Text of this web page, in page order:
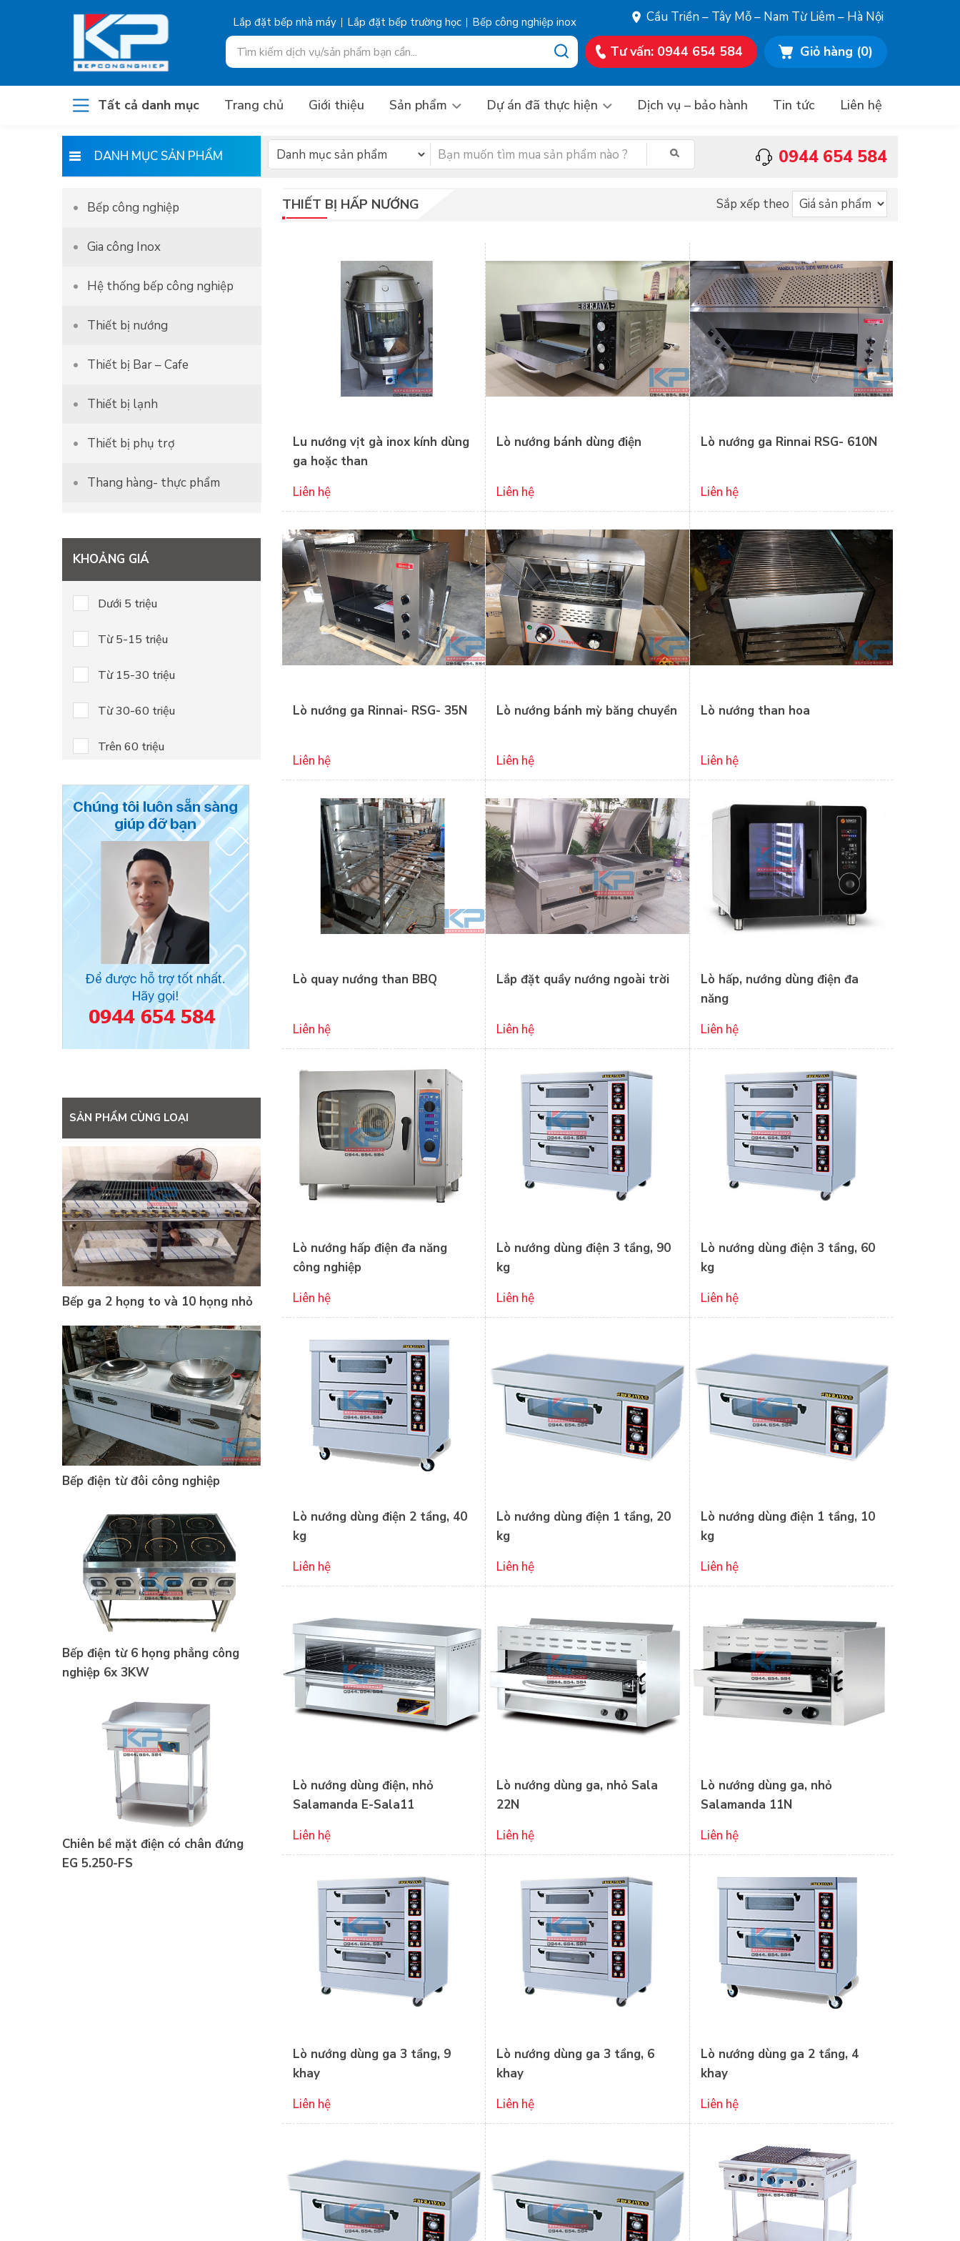
Bếp công nghiệp, Bếp
nhà hàng, Bếp inox,
Bếp từ
Tư vấn: 0944 654 584 Giỏ hàng (0)
Lắp đặt bếp nhà máy Lắp đặt bếp trường học Bếp công nghiệp inox Cầu Triền – Tây Mỗ – Nam Từ Liêm – Hà Nội
Tất cả danh mục Trang chủ Giới thiệu Sản phẩm Dự án đã thực hiện Dịch vụ – bảo hành Tin tức Liên hệ
DANH MỤC SẢN PHẨM 0944 654 584
Sắp xếp theo
THIẾT BỊ HẤP NƯỚNG
Lu nướng vịt gà inox kính dùng
ga hoặc than
Liên hệ
Lò nướng bánh dùng điện
Liên hệ
Lò nướng ga Rinnai RSG- 610N
Liên hệ
Lò nướng ga Rinnai- RSG- 35N
Liên hệ
Lò nướng bánh mỳ băng chuyền
Liên hệ
Lò nướng than hoa
Liên hệ
Lò quay nướng than BBQ
Liên hệ
Lắp đặt quầy nướng ngoài trời
Liên hệ
Lò hấp, nướng dùng điện đa
năng
Liên hệ
Lò nướng hấp điện đa năng
công nghiệp
Liên hệ
Lò nướng dùng điện 3 tầng, 90
kg
Liên hệ
Lò nướng dùng điện 3 tầng, 60
kg
Liên hệ
Lò nướng dùng điện 2 tầng, 40
kg
Liên hệ
Lò nướng dùng điện 1 tầng, 20
kg
Liên hệ
Lò nướng dùng điện 1 tầng, 10
kg
Liên hệ
Lò nướng dùng điện, nhỏ
Salamanda E-Sala11
Liên hệ
Lò nướng dùng ga, nhỏ Sala
22N
Liên hệ
Lò nướng dùng ga, nhỏ
Salamanda 11N
Liên hệ
Lò nướng dùng ga 3 tầng, 9
khay
Liên hệ
Lò nướng dùng ga 3 tầng, 6
khay
Liên hệ
Lò nướng dùng ga 2 tầng, 4
khay
Liên hệ
Bếp công nghiệp
Gia công Inox
Hệ thống bếp công nghiệp
Thiết bị nướng
Thiết bị Bar – Cafe
Thiết bị lạnh
Thiết bị phụ trợ
Thang hàng- thực phẩm
KHOẢNG GIÁ
Dưới 5 triệu
Từ 5-15 triệu
Từ 15-30 triệu
Từ 30-60 triệu
Trên 60 triệu
SẢN PHẨM CÙNG LOẠI
Bếp ga 2 họng to và 10 họng nhỏ
Bếp điện từ đôi công nghiệp
Bếp điện từ 6 họng phẳng công
nghiệp 6x 3KW
Chiên bề mặt điện có chân đứng
EG 5.250-FS